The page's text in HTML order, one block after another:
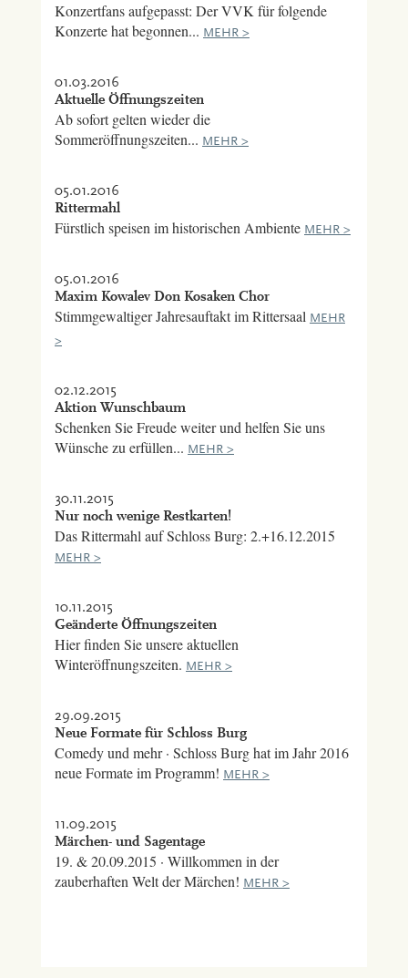
Konzertfans aufgepasst: Der VVK für folgende
Konzerte hat begonnen... MEHR >
01.03.2016
Aktuelle Öffnungszeiten
Ab sofort gelten wieder die
Sommeröffnungszeiten... MEHR >
05.01.2016
Rittermahl
Fürstlich speisen im historischen Ambiente MEHR >
05.01.2016
Maxim Kowalev Don Kosaken Chor
Stimmgewaltiger Jahresauftakt im Rittersaal MEHR
>
02.12.2015
Aktion Wunschbaum
Schenken Sie Freude weiter und helfen Sie uns
Wünsche zu erfüllen... MEHR >
30.11.2015
Nur noch wenige Restkarten!
Das Rittermahl auf Schloss Burg: 2.+16.12.2015
MEHR >
10.11.2015
Geänderte Öffnungszeiten
Hier finden Sie unsere aktuellen
Winteröffnungszeiten. MEHR >
29.09.2015
Neue Formate für Schloss Burg
Comedy und mehr · Schloss Burg hat im Jahr 2016
neue Formate im Programm! MEHR >
11.09.2015
Märchen- und Sagentage
19. & 20.09.2015 · Willkommen in der
zauberhaften Welt der Märchen! MEHR >